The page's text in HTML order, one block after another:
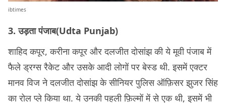
ibtimes
3. उड़ता पंजाब(Udta Punjab)
शाहिद कपूर, करीना कपूर और दलजीत दोसांझ की ये मूवी पंजाब में
फैले ड्रग्स रैकेट और उसके आदी लोगों पर बेस्ड थी. इसमें एक्टर
मानव विज ने दलजीत दोसांझ के सीनियर पुलिस ऑफ़िसर झुजर सिंह
का रोल प्ले किया था. ये उनकी पहली फ़िल्मों में से एक थी, इसमें भी